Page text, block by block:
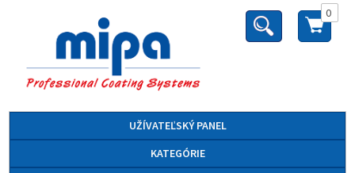
0
UŽÍVATEĽSKÝ PANEL
KATEGÓRIE